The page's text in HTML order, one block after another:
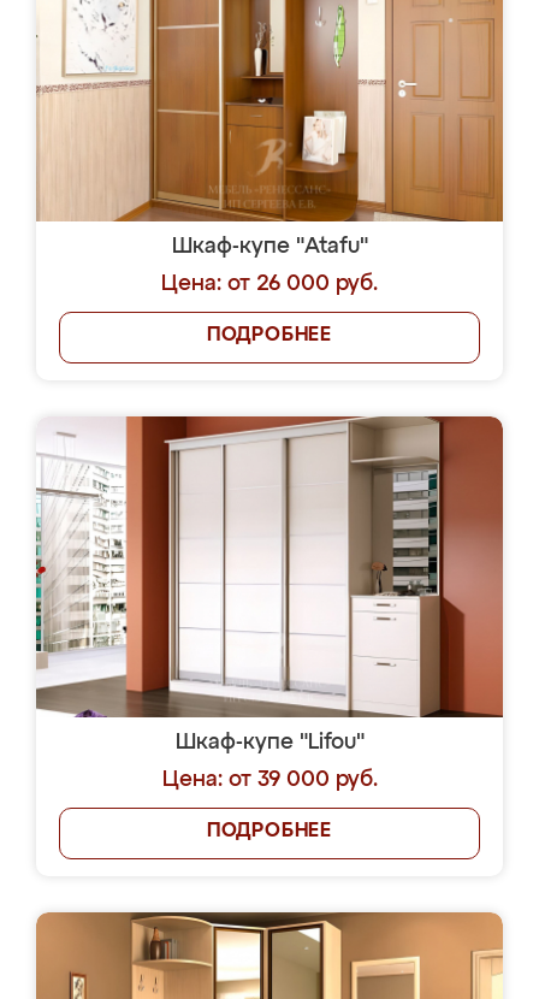
Шкаф-купе "Atafu"
Цена: от 26 000 руб.
ПОДРОБНЕЕ
Шкаф-купе "Lifou"
Цена: от 39 000 руб.
ПОДРОБНЕЕ